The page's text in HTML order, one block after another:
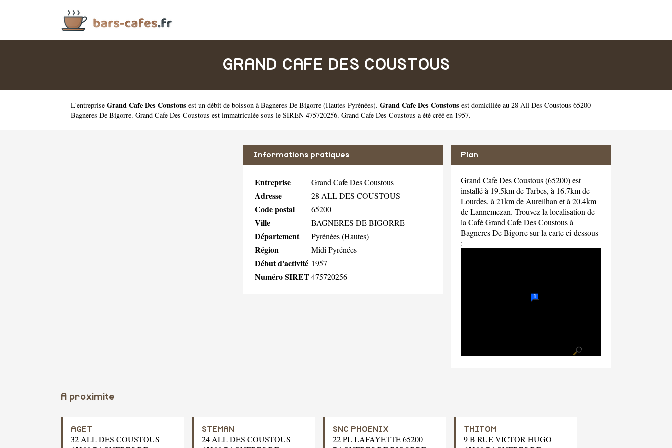
GRAND CAFE DES COUSTOUS
L'entreprise Grand Cafe Des Coustous est un débit de boisson à Bagneres De Bigorre (Hautes-Pyrénées). Grand Cafe Des Coustous est domiciliée au 28 All Des Coustous 65200
Bagneres De Bigorre. Grand Cafe Des Coustous est immatriculée sous le SIREN 475720256. Grand Cafe Des Coustous a été créé en 1957.
Informations pratiques
Entreprise Grand Cafe Des Coustous
Adresse 28 ALL DES COUSTOUS
Code postal 65200
Ville BAGNERES DE BIGORRE
Département Pyrénées (Hautes)
Région Midi Pyrénées
Début d'activité 1957
Numéro SIRET475720256
Plan
Grand Cafe Des Coustous (65200) est
installé à 19.5km de Tarbes, à 16.7km de
Lourdes, à 21km de Aureilhan et à 20.4km
de Lannemezan. Trouvez la localisation de
la Café Grand Cafe Des Coustous à
Bagneres De Bigorre sur la carte ci-dessous
:
A proximite
AGET
32 ALL DES COUSTOUS
STEMAN
24 ALL DES COUSTOUS
SNC PHOENIX
22 PL LAFAYETTE 65200
THITOM
9 B RUE VICTOR HUGO